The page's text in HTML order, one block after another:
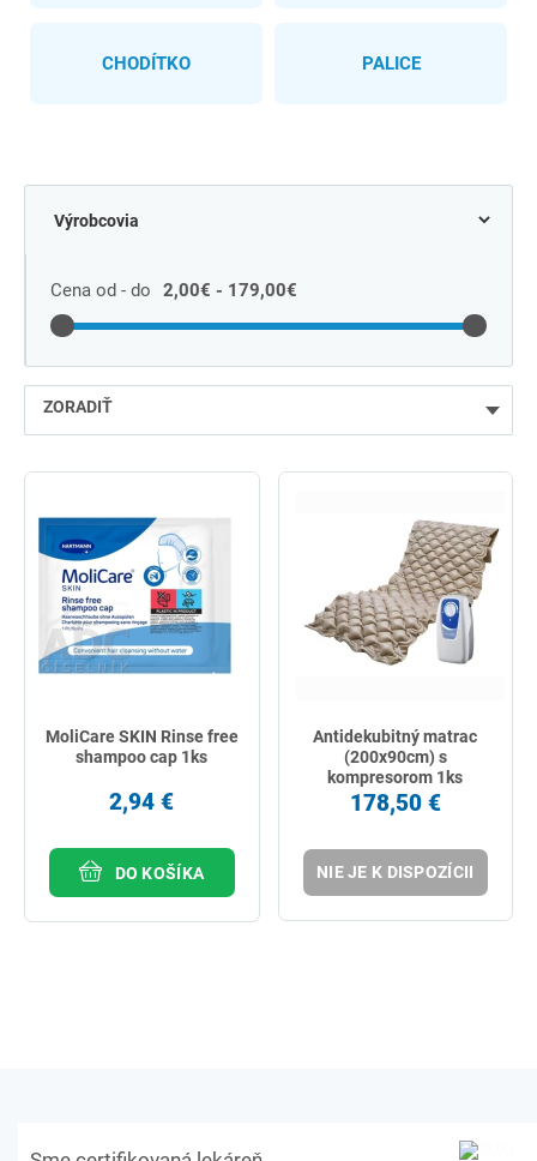
CHODÍTKO PALICE
Cena od - do 2,00€ - 179,00€
ZORADIŤ
najdrahšie
podľa názvu od A
MoliCare SKIN Rinse free
shampoo cap 1ks
2,94 €
DO KOŠÍKA
Antidekubitný matrac
(200x90cm) s
kompresorom 1ks
178,50 €
NIE JE K DISPOZÍCII